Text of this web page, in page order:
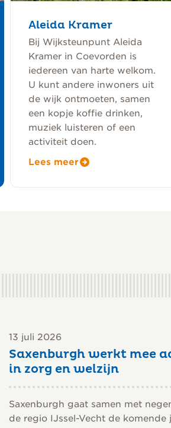
Aleida Kramer
Bij Wijksteunpunt Aleida
Kramer in Coevorden is
iedereen van harte welkom.
U kunt andere inwoners uit
de wijk ontmoeten, samen
een kopje koffie drinken,
muziek luisteren of een
activiteit doen.
Lees meer
13 juli 2026
Saxenburgh werkt mee
in zorg en welzijn
Saxenburgh gaat samen met
de regio IJssel-Vecht de